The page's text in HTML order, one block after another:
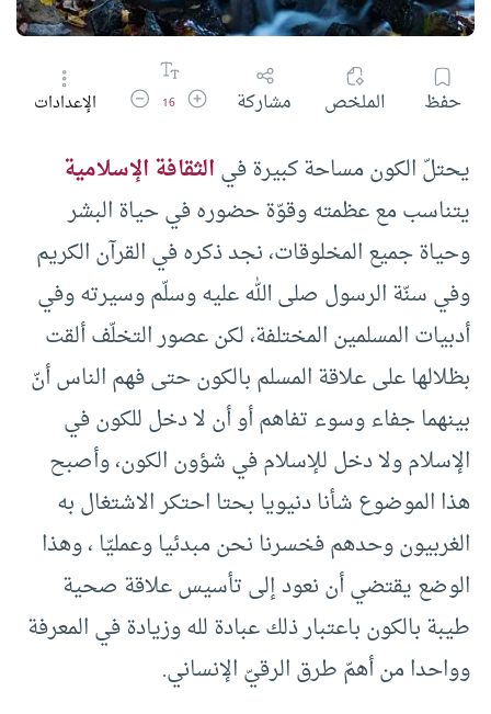
حفظ الملخص مشاركة زيادة حجم الخط
16 تقليل حجم الخط
الإعدادات
يحتلّ الكون مساحة كبيرة فيالثقافة الإسلامية
يتناسب مع عظمته وقوّة حضوره في حياة البشر
وحياة جميع المخلوقات، نجد ذكره في القرآن الكريم
وفي سنّة الرسول صلى الله عليه وسلّم وسيرته وفي
أدبيات المسلمين المختلفة، لكن عصور التخلّف ألقت
بظلالها على علاقة المسلم بالكون حتى فهم الناس أنّ
بينهما جفاء وسوء تفاهم أو أن لا دخل للكون في
الإسلام ولا دخل للإسلام في شؤون الكون، وأصبح
هذا الموضوع شأنا دنيويا بحتا احتكر الاشتغال به
الغربيون وحدهم فخسرنا نحن مبدئيا وعمليّا ، وهذا
الوضع يقتضي أن نعود إلى تأسيس علاقة صحية
طيبة بالكون باعتبار ذلك عبادة لله وزيادة في المعرفة
وواحدا من أهمّ طرق الرقيّ الإنساني.